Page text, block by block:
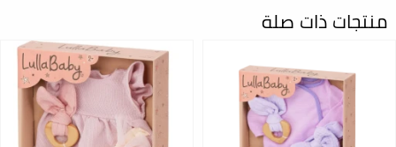
منتجات ذات صلة